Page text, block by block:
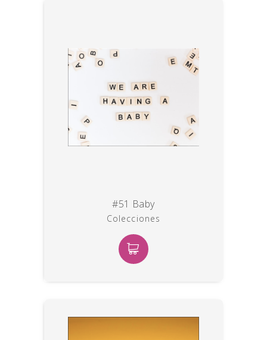
#51 Baby
Colecciones